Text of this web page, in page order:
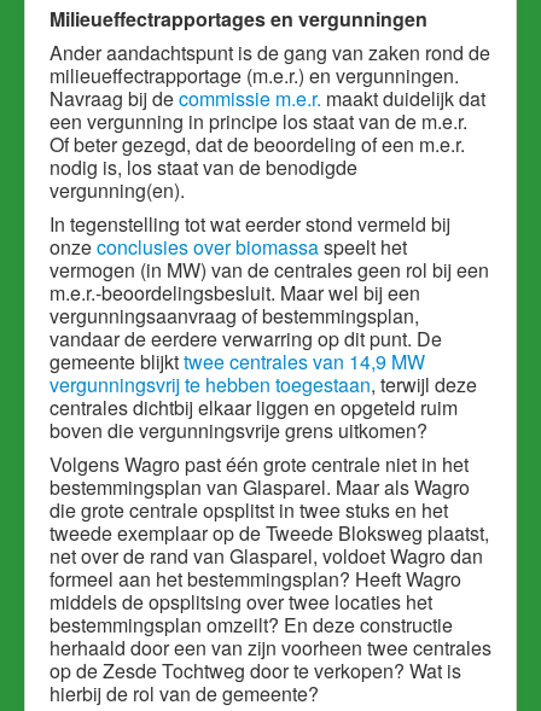
Milieueffectrapportages en vergunningen
Ander aandachtspunt is de gang van zaken rond de
milieueffectrapportage (m.e.r.) en vergunningen.
Navraag bij decommissie m.e.r. maakt duidelijk dat
een vergunning in principe los staat van de m.e.r.
Of beter gezegd, dat de beoordeling of een m.e.r.
nodig is, los staat van de benodigde
vergunning(en).
In tegenstelling tot wat eerder stond vermeld bij
onzeconclusies over biomassaspeelt het
vermogen (in MW) van de centrales geen rol bij een
m.e.r.-beoordelingsbesluit. Maar wel bij een
vergunningsaanvraag of bestemmingsplan,
vandaar de eerdere verwarring op dit punt. De
gemeente blijkttwee centrales van 14,9 MW
vergunningsvrij te hebben toegestaan, terwijl deze
centrales dichtbij elkaar liggen en opgeteld ruim
boven die vergunningsvrije grens uitkomen?
Volgens Wagro past één grote centrale niet in het
bestemmingsplan van Glasparel. Maar als Wagro
die grote centrale opsplitst in twee stuks en het
tweede exemplaar op de Tweede Bloksweg plaatst,
net over de rand van Glasparel, voldoet Wagro dan
formeel aan het bestemmingsplan? Heeft Wagro
middels de opsplitsing over twee locaties het
bestemmingsplan omzeilt? En deze constructie
herhaald door een van zijn voorheen twee centrales
op de Zesde Tochtweg door te verkopen? Wat is
hierbij de rol van de gemeente?